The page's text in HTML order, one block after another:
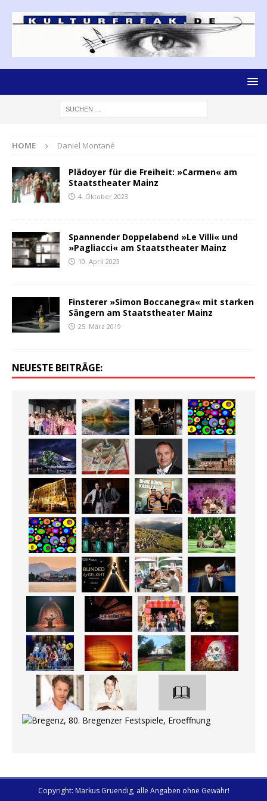
HOME Daniel Montané
Plädoyer für die Freiheit: »Carmen« am
Staatstheater Mainz
4. Oktober 2023
Spannender Doppelabend »Le Villi« und
»Pagliacci« am Staatstheater Mainz
10. April 2023
Finsterer »Simon Boccanegra« mit starken
Sängern am Staatstheater Mainz
25. März 2019
NEUESTE BEITRÄGE:
Copyright: Markus Gruendig, alle Angaben ohne Gewähr!